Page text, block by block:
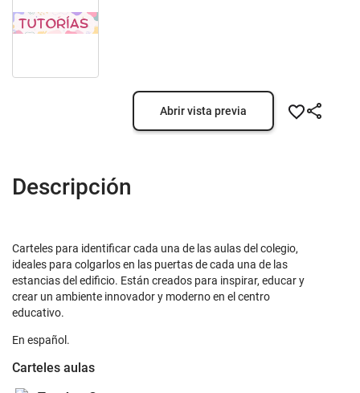
Abrir vista previa
Descripción
Carteles para identificar cada una de las aulas del colegio,
ideales para colgarlos en las puertas de cada una de las
estancias del edificio. Están creados para inspirar, educar y
crear un ambiente innovador y moderno en el centro
educativo.
En español.
Carteles aulas